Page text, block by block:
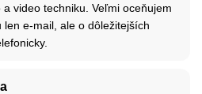
video techniku. Veľmi oceňujem
e-mail, ale o dôležitejších